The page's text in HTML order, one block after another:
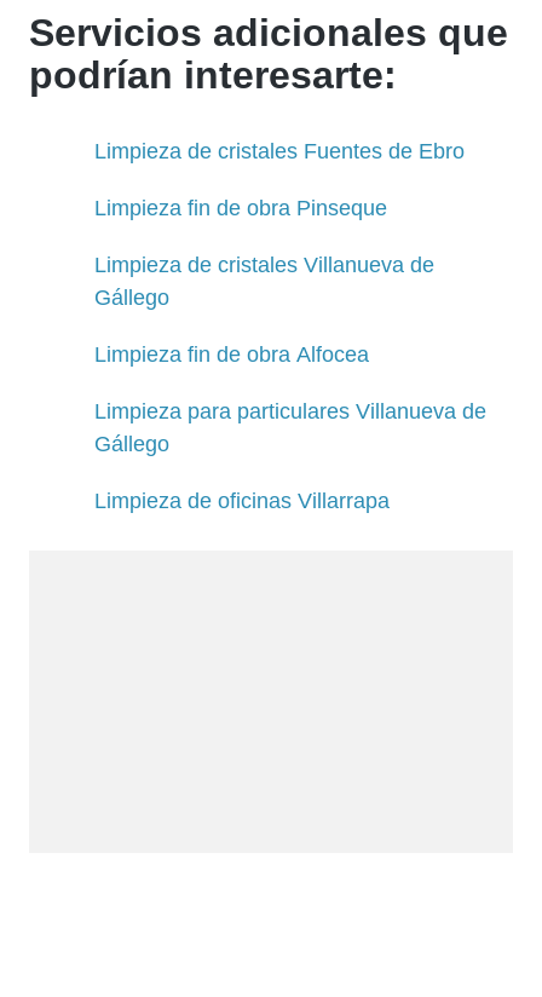
Servicios adicionales que
podrían interesarte:
Limpieza de cristales Fuentes de Ebro
Limpieza fin de obra Pinseque
Limpieza de cristales Villanueva de
Gállego
Limpieza fin de obra Alfocea
Limpieza para particulares Villanueva de
Gállego
Limpieza de oficinas Villarrapa